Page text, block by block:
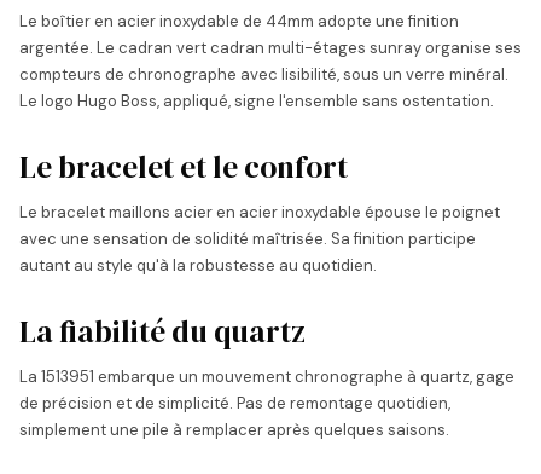
Le boîtier en acier inoxydable de 44mm adopte une finition
argentée. Le cadran vert cadran multi-étages sunray organise ses
compteurs de chronographe avec lisibilité, sous un verre minéral.
Le logo Hugo Boss, appliqué, signe l'ensemble sans ostentation.
Le bracelet et le confort
Le bracelet maillons acier en acier inoxydable épouse le poignet
avec une sensation de solidité maîtrisée. Sa finition participe
autant au style qu'à la robustesse au quotidien.
La fiabilité du quartz
La 1513951 embarque un mouvement chronographe à quartz, gage
de précision et de simplicité. Pas de remontage quotidien,
simplement une pile à remplacer après quelques saisons.